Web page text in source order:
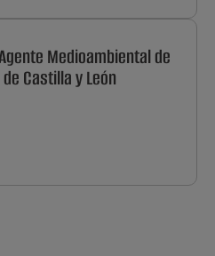
Medioambiental de
Castilla y León